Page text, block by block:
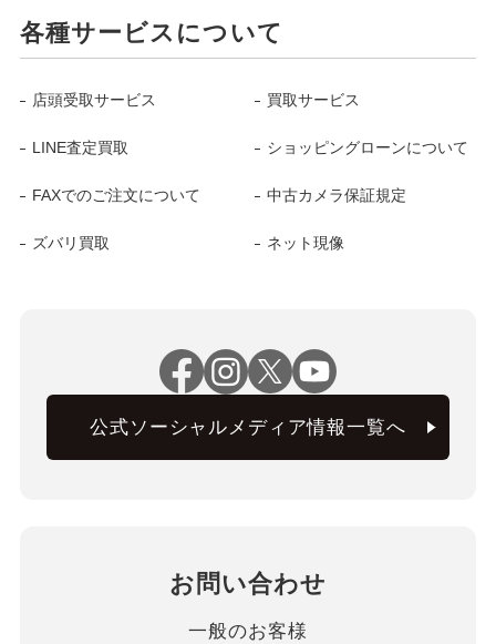
各種サービスについて
店頭受取サービス 買取サービス
LINE査定買取 ショッピングローンについて
FAXでのご注文について 中古カメラ保証規定
ズバリ買取 ネット現像
公式ソーシャルメディア情報一覧へ
お問い合わせ
一般のお客様